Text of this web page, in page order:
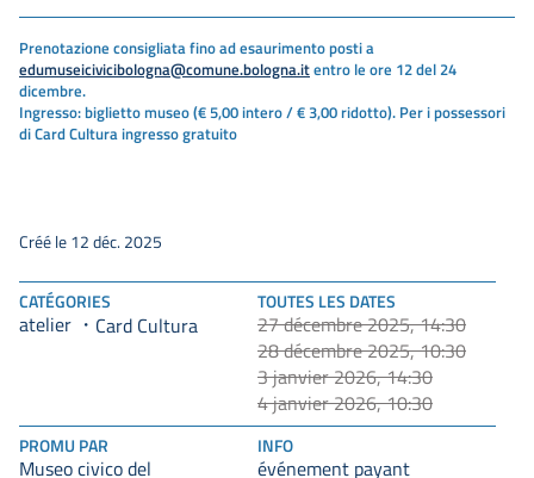
Prenotazione consigliata fino ad esaurimento posti a
edumuseicivicibologna@comune.bologna.itentro le ore 12 del 24
dicembre.
Ingresso: biglietto museo (€ 5,00 intero / € 3,00 ridotto). Per i possessori
di Card Cultura ingresso gratuito
CATÉGORIES
atelier Card Cultura
TOUTES LES DATES
27 décembre 2025, 14:30
28 décembre 2025, 10:30
3 janvier 2026, 14:30
4 janvier 2026, 10:30
PROMU PAR
Museo civico del
INFO
événement payant
Créé le 12 déc. 2025